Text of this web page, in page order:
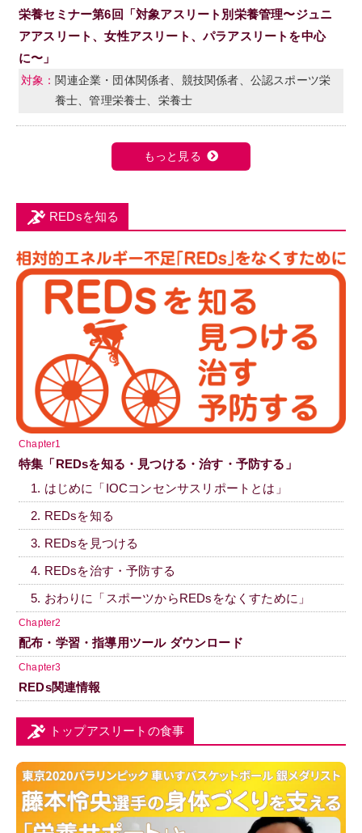
栄養セミナー第6回「対象アスリート別栄養管理〜ジュニ
アアスリート、女性アスリート、パラアスリートを中心
に〜」
関連企業・団体関係者、競技関係者、公認スポーツ栄
養士、管理栄養士、栄養士
もっと見る
REDsを知る
Chapter1
特集「REDsを知る・見つける・治す・予防する」
1. はじめに「IOCコンセンサスリポートとは」
2. REDsを知る
3. REDsを見つける
4. REDsを治す・予防する
5. おわりに「スポーツからREDsをなくすために」
Chapter2
配布・学習・指導用ツール ダウンロード
Chapter3
REDs関連情報
トップアスリートの食事